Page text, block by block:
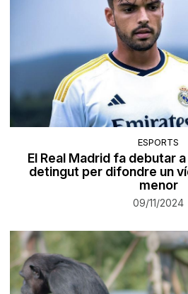
ESPORTS
El Real Madrid fa debutar
detingut per difondre un
menor
09/11/2024